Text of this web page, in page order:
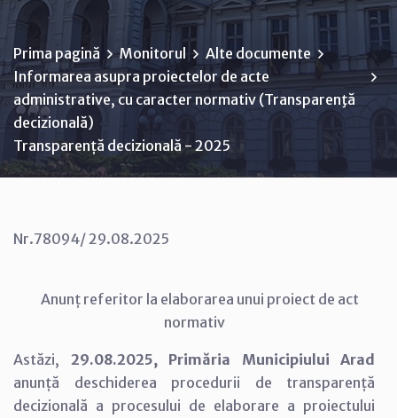
Prima pagină Monitorul
Alte documente
Informarea asupra proiectelor de acte
administrative, cu caracter normativ (Transparenţă
decizională)
Transparență decizională - 2025
Nr.78094/ 29.08.2025
Anunț referitor la elaborarea unui proiect de act
normativ
Astăzi, 29.08.2025, Primăria Municipiului Arad
anunță deschiderea procedurii de transparență
decizională a procesului de elaborare a proiectului